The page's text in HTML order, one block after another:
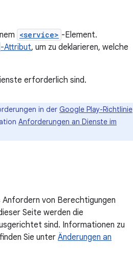
<service> -Element.
-Attribut, um zu deklarieren, welche
erforderlich sind.
in der Google Play-Richtlinie
Anforderungen an Dienste im
von Berechtigungen
Seite werden die
sind. Informationen zu
Sie unter Änderungen an